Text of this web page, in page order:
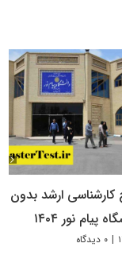
کارشناسی ارشد بدون
پیام نور ۱۴۰۴
| ۰ دیدگاه